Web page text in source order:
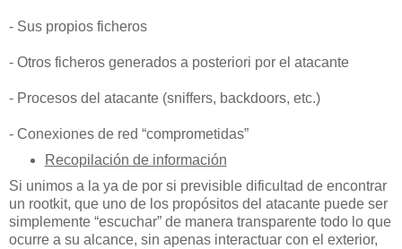
- Sus propios ficheros
- Otros ficheros generados a posteriori por el atacante
- Procesos del atacante (sniffers, backdoors, etc.)
- Conexiones de red “comprometidas”
Recopilación de información
Si unimos a la ya de por si previsible dificultad de encontrar
un rootkit, que uno de los propósitos del atacante puede ser
simplemente “escuchar” de manera transparente todo lo que
ocurre a su alcance, sin apenas interactuar con el exterior,